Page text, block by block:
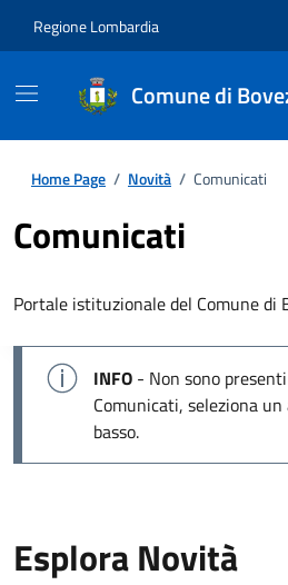
Regione Lombardia
Comune di
Home Page / Novità / Comunicati
Comunicati
Portale istituzionale del Comune di
INFO - Non sono
Comunicati, seleziona
basso.
Esplora Novità